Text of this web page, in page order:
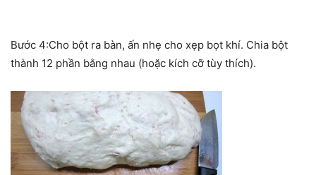
Bước 4:Cho bột ra bàn, ấn nhẹ cho xẹp bọt khí. Chia bột
thành 12 phần bằng nhau (hoặc kích cỡ tùy thích).